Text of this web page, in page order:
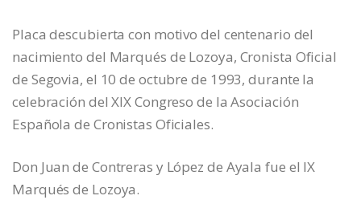
Placa descubierta con motivo del centenario del
nacimiento del Marqués de Lozoya, Cronista Oficial
de Segovia, el 10 de octubre de 1993, durante la
celebración del XIX Congreso de la Asociación
Española de Cronistas Oficiales.
Don Juan de Contreras y López de Ayala fue el IX
Marqués de Lozoya.